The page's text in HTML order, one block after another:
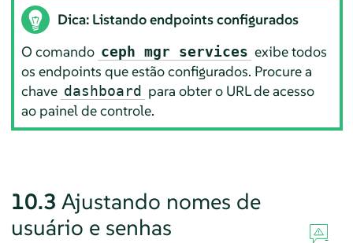
Dica: Listando endpoints configurados
O comando ceph mgr services exibe todos
os endpoints que estão configurados. Procure a
chave dashboard para obter o URL de acesso
ao painel de controle.
10.3 Ajustando nomes de
usuário e senhas